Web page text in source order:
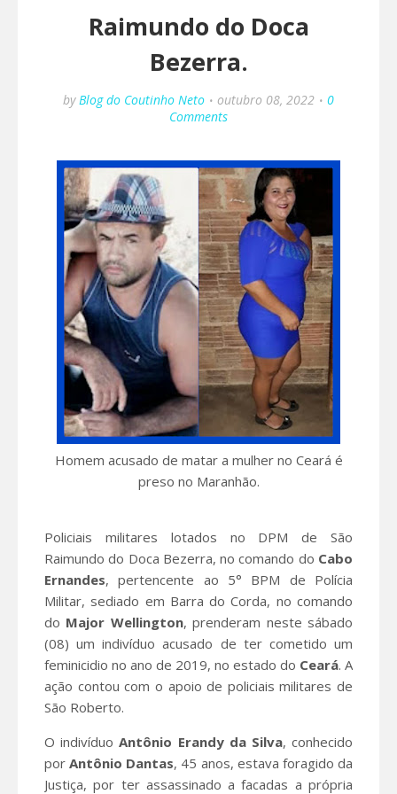
Raimundo do Doca
Bezerra.
by Blog do Coutinho Neto outubro 08, 2022
0
Comments
Homem acusado de matar a mulher no Ceará é
preso no Maranhão.
Policiais militares lotados no DPM de São
Raimundo do Doca Bezerra, no comando do Cabo
Ernandes, pertencente ao 5° BPM de Polícia
Militar, sediado em Barra do Corda, no comando
do Major Wellington, prenderam neste sábado
(08) um indivíduo acusado de ter cometido um
feminicidio no ano de 2019, no estado do Ceará. A
ação contou com o apoio de policiais militares de
São Roberto.
O indivíduoAntônio Erandy da Silva, conhecido
porAntônio Dantas, 45 anos, estava foragido da
Justiça, por ter assassinado a facadas a própria